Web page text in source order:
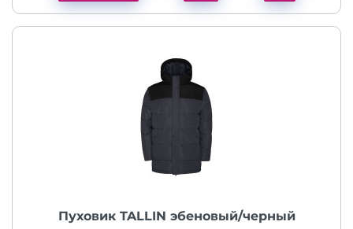
Пуховик TALLIN эбеновый/черный